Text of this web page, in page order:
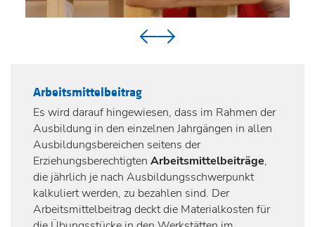
Arbeitsmittelbeitrag
Es wird darauf hingewiesen, dass im Rahmen der
Ausbildung in den einzelnen Jahrgängen in allen
Ausbildungsbereichen seitens der
Erziehungsberechtigten Arbeitsmittelbeiträge,
die jährlich je nach Ausbildungsschwerpunkt
kalkuliert werden, zu bezahlen sind. Der
Arbeitsmittelbeitrag deckt die Materialkosten für